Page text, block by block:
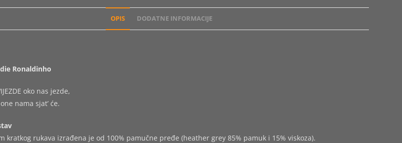
OPIS DODATNE INFORMACIJE
Ronaldinho
oko nas jezde,
nama sjat’ će.
kratkog rukava izrađena je od 100% pamučne pređe (heather grey 85% pamuk i 15% viskoza).